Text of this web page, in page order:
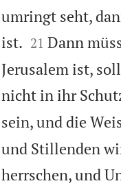
umringt seht,
ist.
21 Dann
Jerusalem ist,
nicht in ihr
sein, und die
und Stillenden
herrschen, und